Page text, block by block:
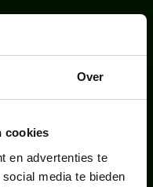
Over
cookies
en advertenties te
media te bieden
– ZO